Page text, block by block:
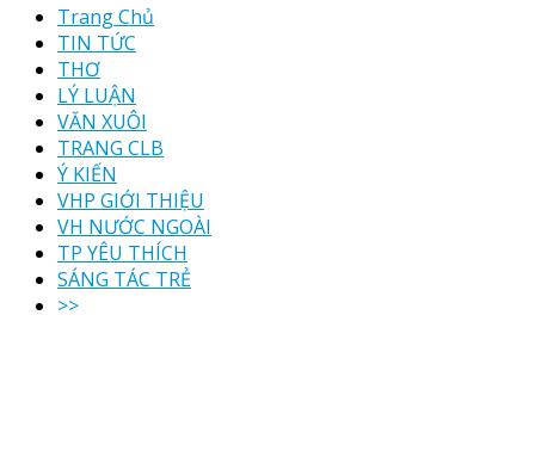
Trang Chủ
TIN TỨC
THƠ
LÝ LUẬN
VĂN XUÔI
TRANG CLB
Ý KIẾN
VHP GIỚI THIỆU
VH NƯỚC NGOÀI
TP YÊU THÍCH
SÁNG TÁC TRẺ
>>